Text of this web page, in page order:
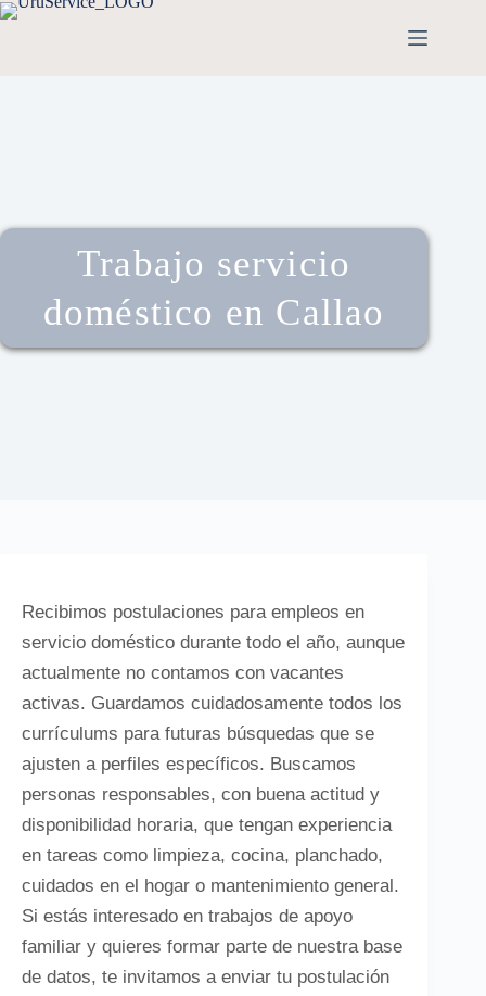
Trabajo servicio
doméstico en Callao
Recibimos postulaciones para empleos en
servicio doméstico durante todo el año, aunque
actualmente no contamos con vacantes
activas. Guardamos cuidadosamente todos los
currículums para futuras búsquedas que se
ajusten a perfiles específicos. Buscamos
personas responsables, con buena actitud y
disponibilidad horaria, que tengan experiencia
en tareas como limpieza, cocina, planchado,
cuidados en el hogar o mantenimiento general.
Si estás interesado en trabajos de apoyo
familiar y quieres formar parte de nuestra base
de datos, te invitamos a enviar tu postulación